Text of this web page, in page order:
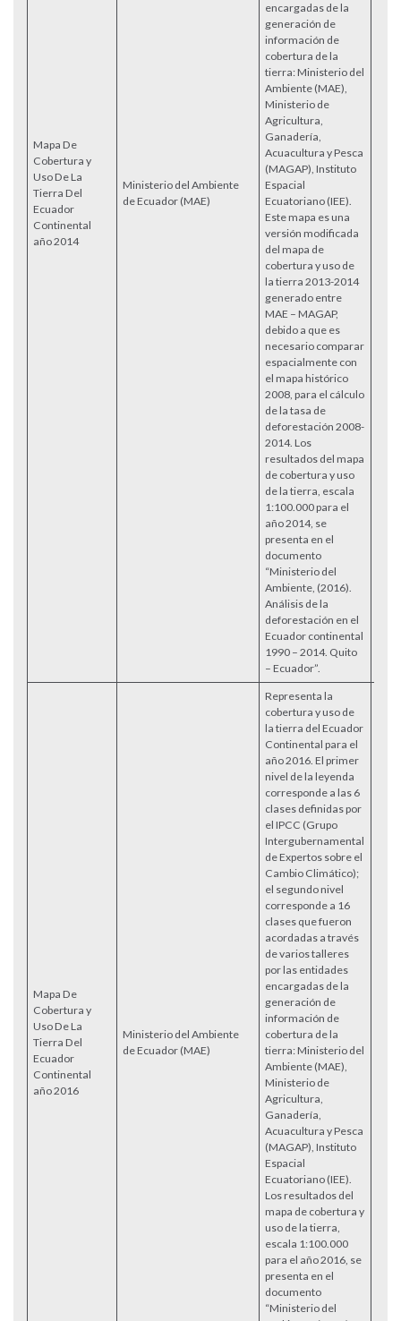
Mapa De
Cobertura y
Uso De La
Tierra Del
Ecuador
Continental
año 2014
Ministerio del Ambiente
de Ecuador (MAE)
encargadas de la
generación de
información de
cobertura de la
tierra: Ministerio del
Ambiente (MAE),
Ministerio de
Agricultura,
Ganadería,
Acuacultura y Pesca
(MAGAP), Instituto
Espacial
Ecuatoriano (IEE).
Este mapa es una
versión modificada
del mapa de
cobertura y uso de
la tierra 2013-2014
generado entre
MAE – MAGAP,
debido a que es
necesario comparar
espacialmente con
el mapa histórico
2008, para el cálculo
de la tasa de
deforestación 2008-
2014. Los
resultados del mapa
de cobertura y uso
de la tierra, escala
1:100.000 para el
año 2014, se
presenta en el
documento
“Ministerio del
Ambiente, (2016).
Análisis de la
deforestación en el
Ecuador continental
1990 – 2014. Quito
– Ecuador”.
Mapa De
Cobertura y
Uso De La
Tierra Del
Ecuador
Continental
año 2016
Ministerio del Ambiente
de Ecuador (MAE)
Representa la
cobertura y uso de
la tierra del Ecuador
Continental para el
año 2016. El primer
nivel de la leyenda
corresponde a las 6
clases definidas por
el IPCC (Grupo
Intergubernamental
de Expertos sobre el
Cambio Climático);
el segundo nivel
corresponde a 16
clases que fueron
acordadas a través
de varios talleres
por las entidades
encargadas de la
generación de
información de
cobertura de la
tierra: Ministerio del
Ambiente (MAE),
Ministerio de
Agricultura,
Ganadería,
Acuacultura y Pesca
(MAGAP), Instituto
Espacial
Ecuatoriano (IEE).
Los resultados del
mapa de cobertura y
uso de la tierra,
escala 1:100.000
para el año 2016, se
presenta en el
documento
“Ministerio del